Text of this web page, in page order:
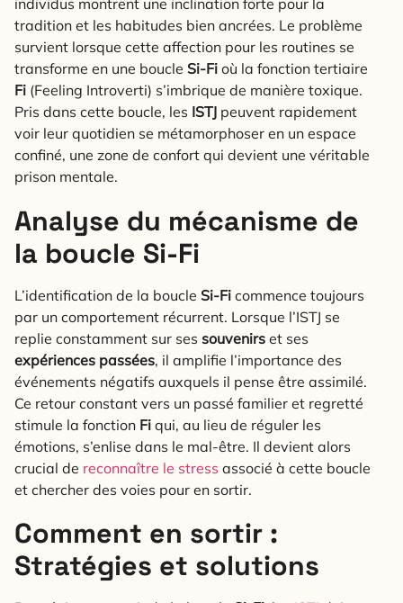
individus montrent une inclination forte pour la
tradition et les habitudes bien ancrées. Le problème
survient lorsque cette affection pour les routines se
transforme en une boucle Si-Fi où la fonction tertiaire
Fi (Feeling Introverti) s’imbrique de manière toxique.
Pris dans cette boucle, les ISTJ peuvent rapidement
voir leur quotidien se métamorphoser en un espace
confiné, une zone de confort qui devient une véritable
prison mentale.
Analyse du mécanisme de
la boucle Si-Fi
L’identification de la boucle Si-Fi commence toujours
par un comportement récurrent. Lorsque l’ISTJ se
replie constamment sur ses souvenirs et ses
expériences passées, il amplifie l’importance des
événements négatifs auxquels il pense être assimilé.
Ce retour constant vers un passé familier et regretté
stimule la fonction Fi qui, au lieu de réguler les
émotions, s’enlise dans le mal-être. Il devient alors
crucial de reconnaître le stress associé à cette boucle
et chercher des voies pour en sortir.
Comment en sortir :
Stratégies et solutions